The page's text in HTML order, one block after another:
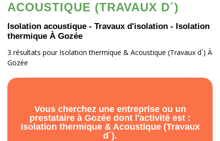
ACOUSTIQUE (TRAVAUX D´)
Isolation acoustique - Travaux d'isolation - Isolation
thermique À Gozée
3 résultats pour Isolation thermique & Acoustique (Travaux d´) À
Gozée
Vous cherchez une entreprise ou un
prestataire à Gozée dont l'activité est :
Isolation thermique & Acoustique (Travaux
d´).